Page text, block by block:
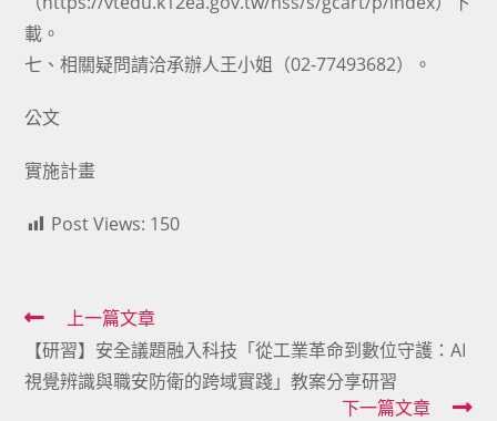
載。
七、相關疑問請洽承辦人王小姐（02-77493682）。
公文
實施計畫
Post Views: 150
Read
more
articles
上一篇文章
【研習】安全議題融入科技「從工業革命到數位守護：AI
視覺辨識與職安防衛的跨域實踐」教案分享研習
下一篇文章